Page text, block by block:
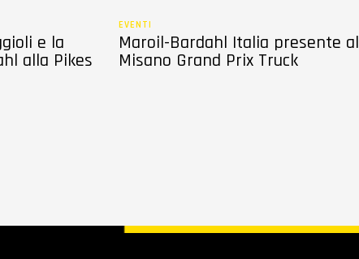
e la
alla Pikes
EVENTI
Maroil-Bardahl Italia presente al
Misano Grand Prix Truck